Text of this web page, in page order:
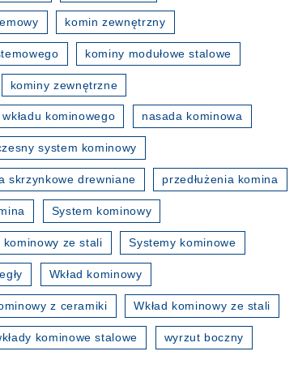
komin zewnętrzny
kominy modułowe stalowe
kominy zewnętrzne
kominowego nasada kominowa
system kominowy
skrzynkowe drewniane przedłużenia komina
System kominowy
kominowy ze stali Systemy kominowe
Wkład kominowy
z ceramiki Wkład kominowy ze stali
kominowe stalowe wyrzut boczny